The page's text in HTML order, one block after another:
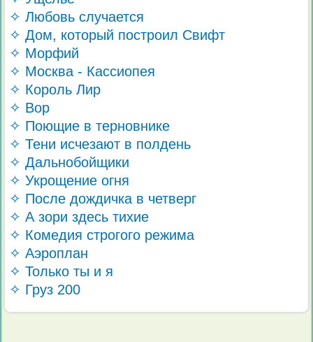
✧ Любовь случается
✧ Дом, который построил Свифт
✧ Морфий
✧ Москва - Кассиопея
✧ Король Лир
✧ Вор
✧ Поющие в терновнике
✧ Тени исчезают в полдень
✧ Дальнобойщики
✧ Укрощение огня
✧ После дождичка в четверг
✧ А зори здесь тихие
✧ Комедия строгого режима
✧ Аэроплан
✧ Только ты и я
✧ Груз 200